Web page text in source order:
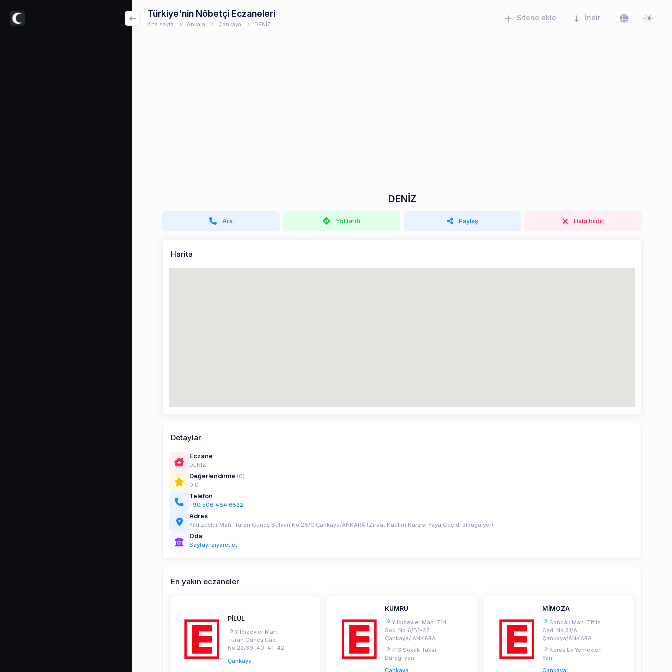
Türkiye'nin Nöbetçi Eczaneleri
Ana sayfa Ankara Çankaya DENİZ
Sitene ekle İndir
DENİZ
Ara Yol tarifi Paylaş Hata bildir
Harita
Detaylar
Eczane
DENİZ
Değerlendirme (0)
0,0
Telefon
+90 506 484 6522
Adres
Yıldızevler Mah. Turan Güneş Bulvarı No:28/C Çankaya/ANKARA (Ziraat Katılım Karşısı Yaya Geçidi olduğu yer)
Oda
Sayfayı ziyaret et
En yakın eczaneler
PİLÜL
Yıldızevler Mah.
Turan Güneş Cad.
No:22/39-40-41-42
Çankaya
KUMRU
Yıldızevler Mah. 714.
Sok. No:6/B1-27
Çankaya/ ANKARA
713.Sokak Taksi
Durağı yanı
MİMOZA
Sancak Mah. Tiflis
Cad. No:31/A
Çankaya/ANKARA
Keroş Ev Yemekleri
Yanı